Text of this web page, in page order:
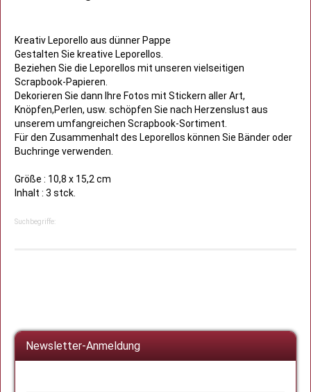
Kreativ Leporello aus dünner Pappe
Gestalten Sie kreative Leporellos.
Beziehen Sie die Leporellos mit unseren vielseitigen
Scrapbook-Papieren.
Dekorieren Sie dann Ihre Fotos mit Stickern aller Art,
Knöpfen,Perlen, usw. schöpfen Sie nach Herzenslust aus
unserem umfangreichen Scrapbook-Sortiment.
Für den Zusammenhalt des Leporellos können Sie Bänder oder
Buchringe verwenden.
Größe : 10,8 x 15,2 cm
Inhalt : 3 stck.
Suchbegriffe:
Newsletter-Anmeldung